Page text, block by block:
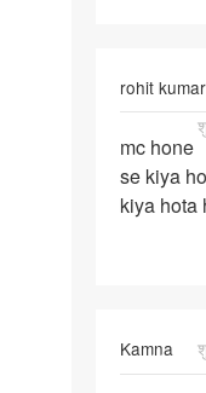
rohit kumar
mc
hone
se
mc hone
se kiya
kiya hota
Kamna